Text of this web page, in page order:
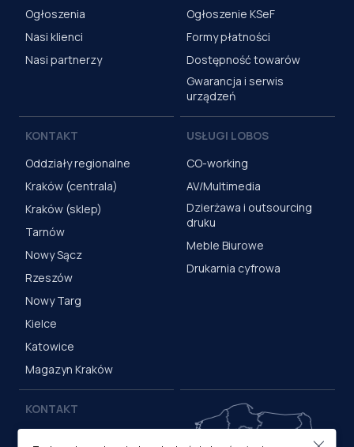
Ogłoszenia
Nasi klienci
Nasi partnerzy
Ogłoszenie KSeF
Formy płatności
Dostępność towarów
Gwarancja i serwis
urządzeń
KONTAKT
Oddziały regionalne
Kraków (centrala)
Kraków (sklep)
Tarnów
Nowy Sącz
Rzeszów
Nowy Targ
Kielce
Katowice
Magazyn Kraków
USŁUGI LOBOS
CO-working
AV/Multimedia
Dzierżawa i outsourcing
druku
Meble Biurowe
Drukarnia cyfrowa
KONTAKT